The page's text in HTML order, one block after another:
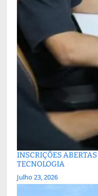
INSCRIÇÕES
TECNOLOGIA
Julho 23, 2026